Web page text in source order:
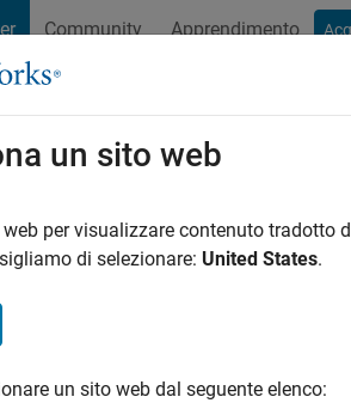
Community Apprendimento
Ordina per
un sito web
per visualizzare contenuto tradotto
di selezionare: United States.
un sito web dal seguente elenco: